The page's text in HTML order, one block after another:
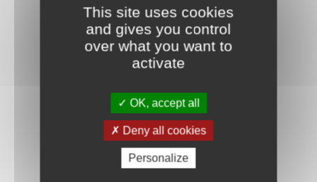
This site uses cookies
and gives you control
over what you want to
activate
OK, accept all
Deny all cookies
Personalize